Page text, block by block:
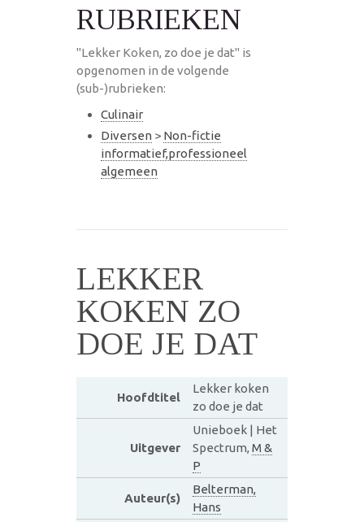
RUBRIEKEN
"Lekker Koken, zo doe je dat" is
opgenomen in de volgende
(sub-)rubrieken:
Culinair
Diversen > Non-fictie
informatief,professioneel
algemeen
LEKKER
KOKEN ZO
DOE JE DAT
Hoofdtitel
Lekker koken
zo doe je dat
Uitgever
Unieboek | Het
Spectrum, M &
P
Auteur(s)
Belterman,
Hans